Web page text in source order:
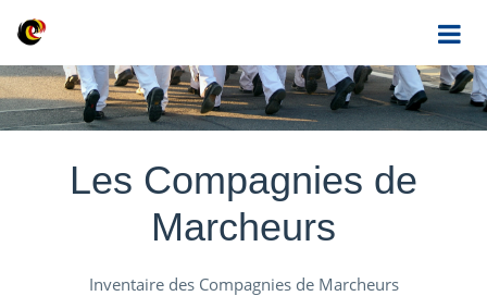
Les Compagnies de
Marcheurs
Inventaire des Compagnies de Marcheurs